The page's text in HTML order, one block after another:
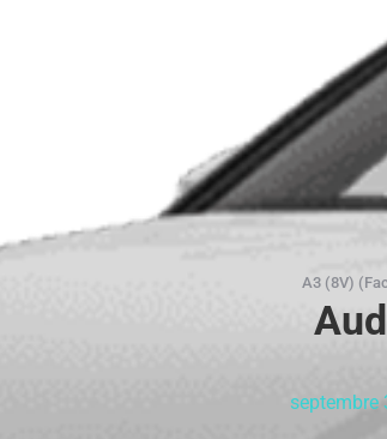
A3 (8V)
septembre